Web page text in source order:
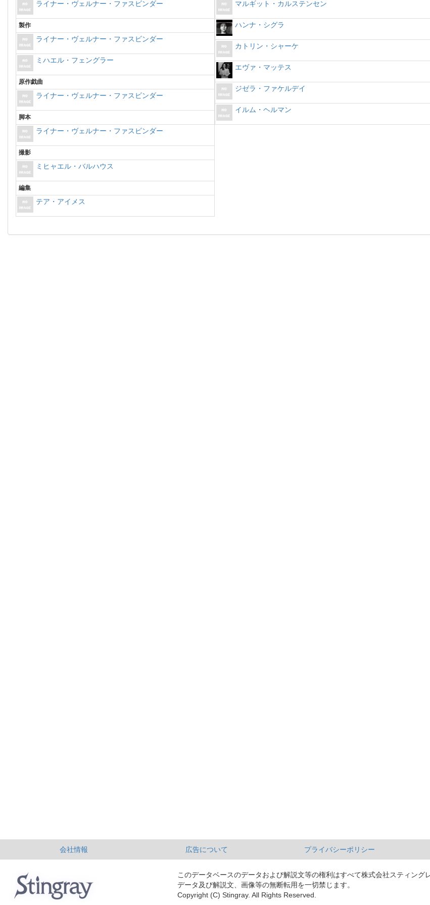
ライナー・ヴェルナー・ファスビンダー
製作
ライナー・ヴェルナー・ファスビンダー
ミハエル・フェングラー
原作戯曲
ライナー・ヴェルナー・ファスビンダー
脚本
ライナー・ヴェルナー・ファスビンダー
撮影
ミヒャエル・バルハウス
編集
テア・アイメス
マルギット・カルステンセン
ハンナ・シグラ
カトリン・シャーケ
エヴァ・マッテス
ジゼラ・ファケルデイ
イルム・ヘルマン
会社情報 広告について プライバシーポリシー
このデータベースのデータおよび解説文等の権利はすべて株式会社スティング
データ及び解説文、画像等の無断転用を一切禁じます。
Copyright (C) Stingray. All Rights Reserved.